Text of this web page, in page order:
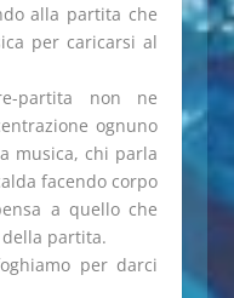
alla partita che
per caricarsi al
partita non ne
ognuno
musica, chi parla
facendo corpo
a quello che
partita.
per darci